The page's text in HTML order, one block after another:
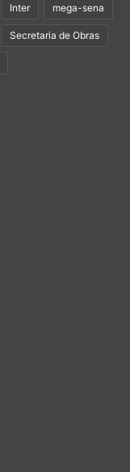
Inter mega-sena
Secretaria de Obras